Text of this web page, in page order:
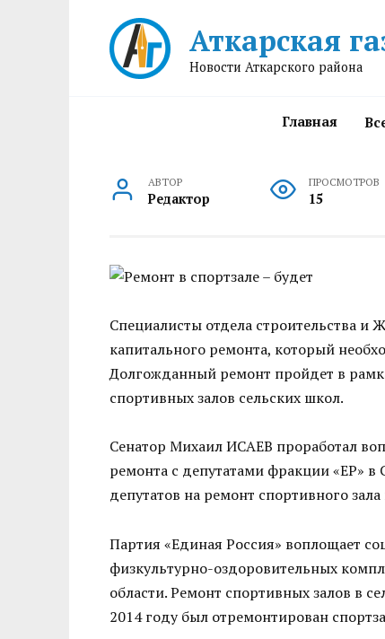
Аткарская
Новости Аткарского района
Главная
АВТОР
Редактор
ПРОСМОТРОВ
15
Специалисты отдела строительства
капитального ремонта, который
Долгожданный ремонт пройдет в
спортивных залов сельских школ.
Сенатор Михаил ИСАЕВ проработал
ремонта с депутатами фракции «ЕР»
депутатов на ремонт спортивного
Партия «Единая Россия» воплощает
физкультурно-оздоровительных
области. Ремонт спортивных залов в
2014 году был отремонтирован